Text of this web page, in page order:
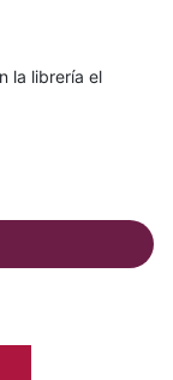
la librería el